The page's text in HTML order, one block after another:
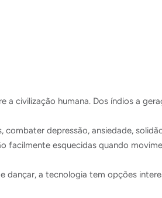
civilização humana. Dos índios a
depressão, ansiedade,
facilmente esquecidas quando
dançar, a tecnologia tem opções